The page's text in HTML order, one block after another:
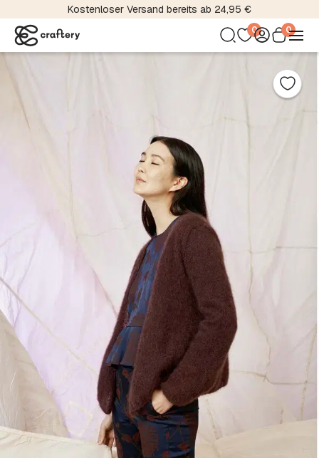
Kostenloser Versand bereits ab 24,95 €
0 0